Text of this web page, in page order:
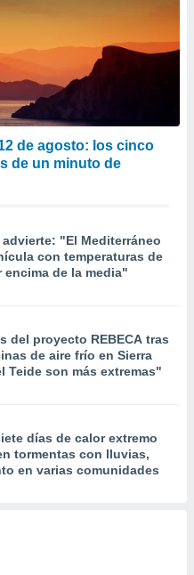
de agosto: los cinco
de un minuto de
"El Mediterráneo
con temperaturas de
encima de la media"
del proyecto REBECA tras
de aire frío en Sierra
Teide son más extremas"
días de calor extremo
tormentas con lluvias,
en varias comunidades